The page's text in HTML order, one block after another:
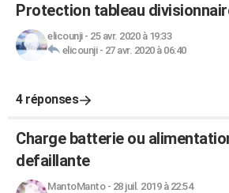
Protection tableau
elicounji- 25 avr. 2020 à 19:33
elicounji- 27 avr. 2020 à 06:40
4 réponses
Charge batterie ou
defaillante
MantoManto- 28 juil. 2019 à 22:54